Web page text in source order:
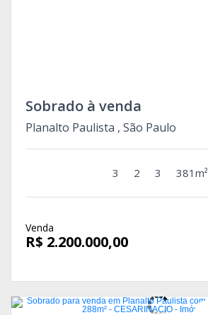
Sobrado à venda
Planalto Paulista , São Paulo
3 2 3 381m²
Venda
R$ 2.200.000,00